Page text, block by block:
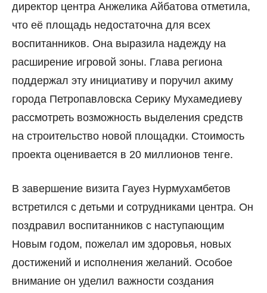
директор центра Анжелика Айбатова отметила,
что её площадь недостаточна для всех
воспитанников. Она выразила надежду на
расширение игровой зоны. Глава региона
поддержал эту инициативу и поручил акиму
города Петропавловска Серику Мухамедиеву
рассмотреть возможность выделения средств
на строительство новой площадки. Стоимость
проекта оценивается в 20 миллионов тенге.
В завершение визита Гауез Нурмухамбетов
встретился с детьми и сотрудниками центра. Он
поздравил воспитанников с наступающим
Новым годом, пожелал им здоровья, новых
достижений и исполнения желаний. Особое
внимание он уделил важности создания